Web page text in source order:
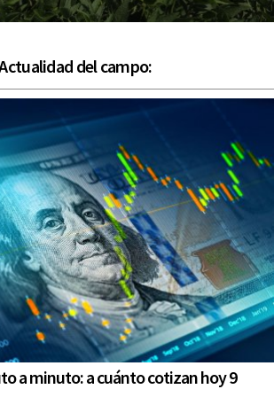
del campo:
a minuto: a cuánto cotizan hoy 9